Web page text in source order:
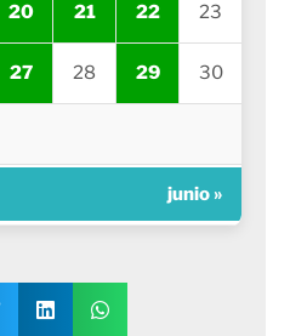
20 21 22 23
27 28 29 30
junio »